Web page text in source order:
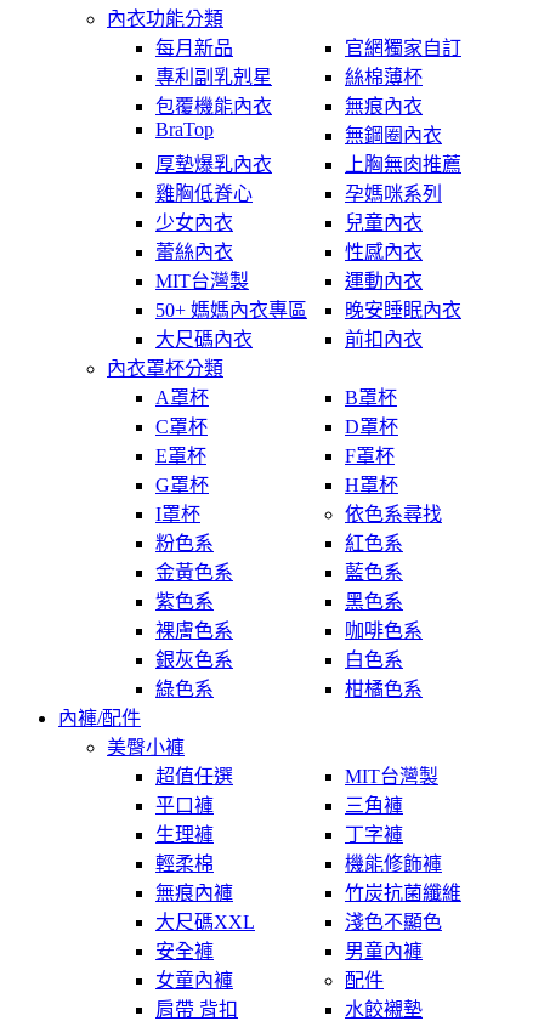
內衣功能分類
每月新品
官網獨家自訂
專利副乳剋星
絲棉薄杯
包覆機能內衣
無痕內衣
BraTop
無鋼圈內衣
厚墊爆乳內衣
上胸無肉推薦
雞胸低脊心
孕媽咪系列
少女內衣
兒童內衣
蕾絲內衣
性感內衣
MIT台灣製
運動內衣
50+ 媽媽內衣專區
晚安睡眠內衣
大尺碼內衣
前扣內衣
內衣罩杯分類
A罩杯
B罩杯
C罩杯
D罩杯
E罩杯
F罩杯
G罩杯
H罩杯
I罩杯
依色系尋找
粉色系
紅色系
金黃色系
藍色系
紫色系
黑色系
裸膚色系
咖啡色系
銀灰色系
白色系
綠色系
柑橘色系
內褲/配件
美臀小褲
超值任選
MIT台灣製
平口褲
三角褲
生理褲
丁字褲
輕柔棉
機能修飾褲
無痕內褲
竹炭抗菌纖維
大尺碼XXL
淺色不顯色
安全褲
男童內褲
女童內褲
配件
肩帶 背扣
水餃襯墊